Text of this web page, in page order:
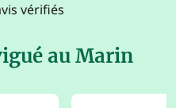
vérifiés
au Marin